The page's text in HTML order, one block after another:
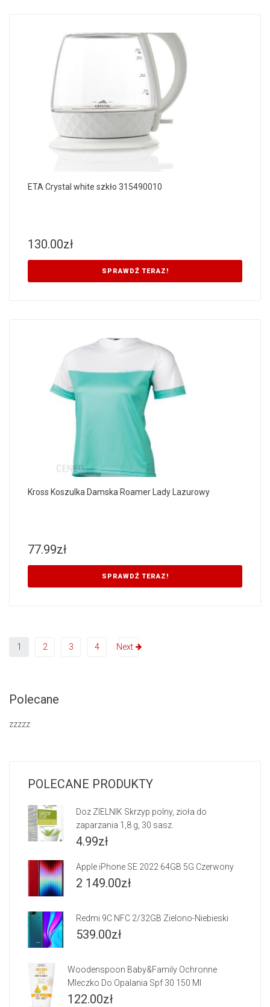
ETA Crystal white szkło 315490010
130.00zł
SPRAWDŹ TERAZ!
Kross Koszulka Damska Roamer Lady Lazurowy
77.99zł
SPRAWDŹ TERAZ!
1 2 3 4 Next
Polecane
zzzzz
POLECANE PRODUKTY
Doz ZIELNIK Skrzyp polny, zioła do
zaparzania 1,8 g, 30 sasz.
4.99zł
Apple iPhone SE 2022 64GB 5G Czerwony
2 149.00zł
Redmi 9C NFC 2/32GB Zielono-Niebieski
539.00zł
Woodenspoon Baby&Family Ochronne
Mleczko Do Opalania Spf 30 150 Ml
122.00zł